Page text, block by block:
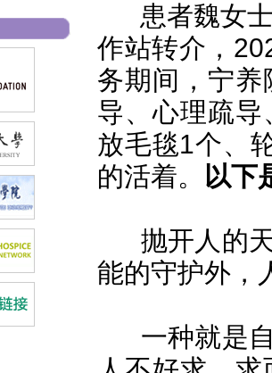
患者魏女
作站转介，
务期间，宁
导、心理疏
放毛毯1个、
的活着。 以下
抛开人的
能的守护外，
一种就是